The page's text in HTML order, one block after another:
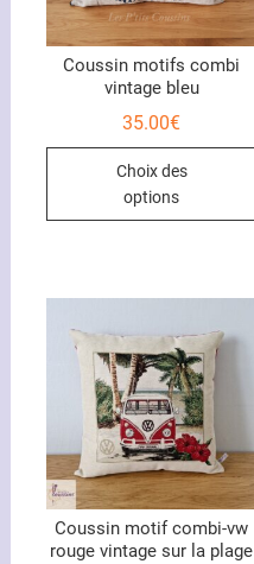
Coussin motifs combi
vintage bleu
35.00€
Choix des
options
Coussin motif combi-vw
rouge vintage sur la plage